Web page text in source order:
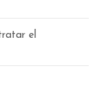
el